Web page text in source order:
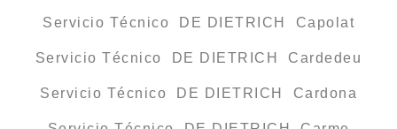
Servicio Técnico DE DIETRICH Capolat
Servicio Técnico DE DIETRICH Cardedeu
Servicio Técnico DE DIETRICH Cardona